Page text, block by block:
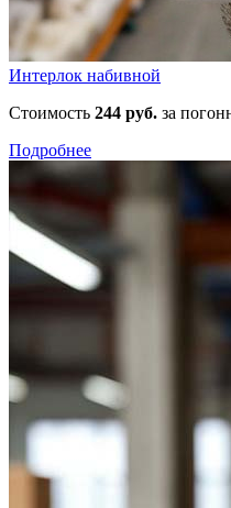
Интерлок набивной
Стоимость 244 руб. за
Подробнее